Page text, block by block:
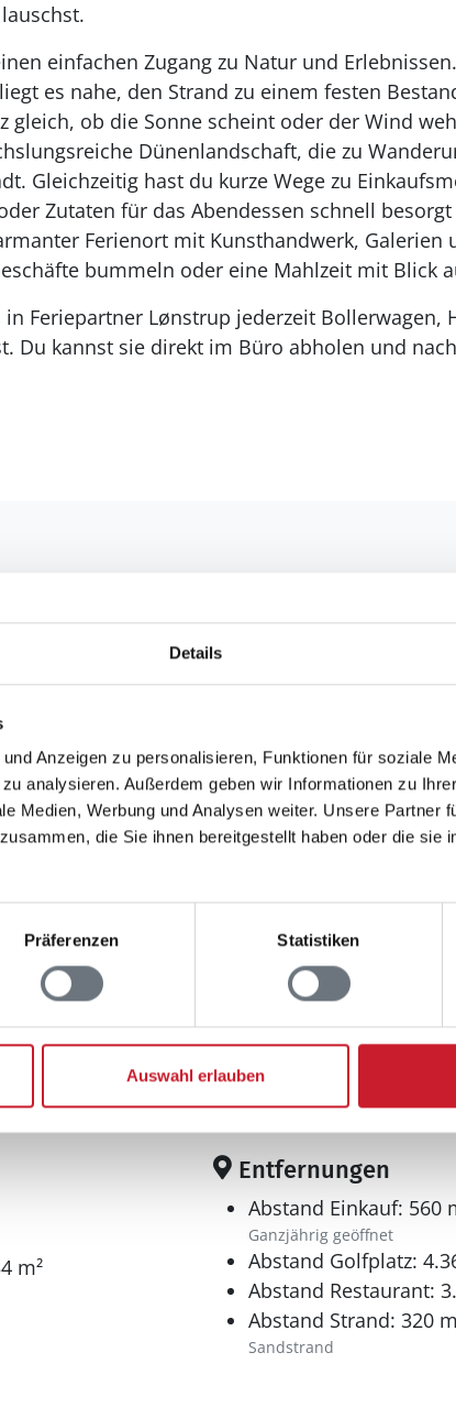
Details
Anzeigen zu personalisieren, Funktionen für soziale
analysieren. Außerdem geben wir Informationen zu
Medien, Werbung und Analysen weiter. Unsere Partner
die Sie ihnen bereitgestellt haben oder die sie
Präferenzen Statistiken
Auswahl erlauben
einfachen Zugang zu Natur und
es nahe, den Strand zu einem festen
gleich, ob die Sonne scheint oder der Wind
Dünenlandschaft, die zu
Gleichzeitig hast du kurze Wege zu
Zutaten für das Abendessen schnell
Ferienort mit Kunsthandwerk, Galerien
bummeln oder eine Mahlzeit mit Blick
Feriepartner Lønstrup jederzeit Bollerwagen,
Du kannst sie direkt im Büro abholen und
m²
Entfernungen
Abstand Einkauf: 560
Ganzjährig geöffnet
Abstand Golfplatz:
Abstand Restaurant:
Abstand Strand: 320 m
Sandstrand